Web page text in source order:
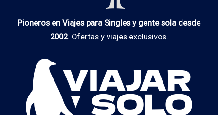
Pioneros en Viajes para Singles y gente sola desde
2002. Ofertas y viajes exclusivos.